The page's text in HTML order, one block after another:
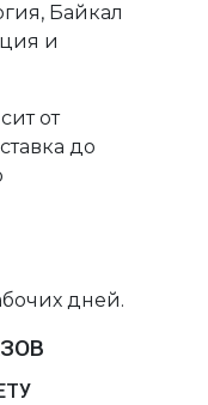
Байкал
и
от
до
дней.